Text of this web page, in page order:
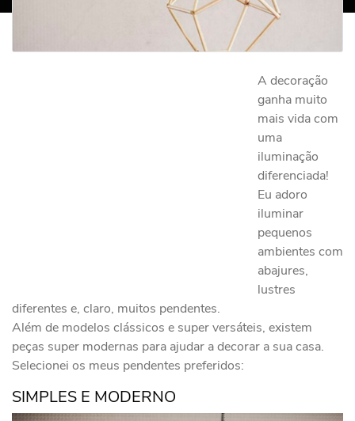
A decoração
ganha muito
mais vida com
uma
iluminação
diferenciada!
Eu adoro
iluminar
pequenos
ambientes com
abajures,
lustres
diferentes e, claro, muitos pendentes.
Além de modelos clássicos e super versáteis, existem
peças super modernas para ajudar a decorar a sua casa.
Selecionei os meus pendentes preferidos:
SIMPLES E MODERNO